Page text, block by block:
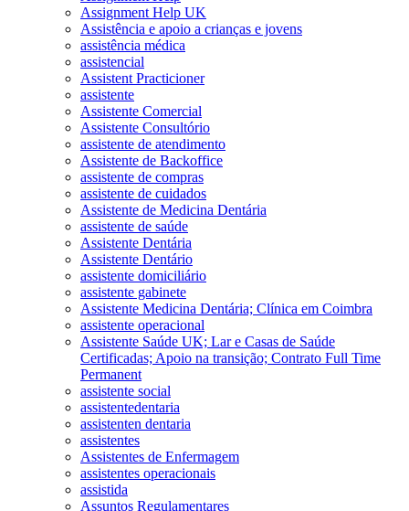
Assignment Help UK
Assistência e apoio a crianças e jovens
assistência médica
assistencial
Assistent Practicioner
assistente
Assistente Comercial
Assistente Consultório
assistente de atendimento
Assistente de Backoffice
assistente de compras
assistente de cuidados
Assistente de Medicina Dentária
assistente de saúde
Assistente Dentária
Assistente Dentário
assistente domiciliário
assistente gabinete
Assistente Medicina Dentária; Clínica em Coimbra
assistente operacional
Assistente Saúde UK; Lar e Casas de Saúde
Certificadas; Apoio na transição; Contrato Full Time
Permanent
assistente social
assistentedentaria
assistenten dentaria
assistentes
Assistentes de Enfermagem
assistentes operacionais
assistida
Assuntos Regulamentares